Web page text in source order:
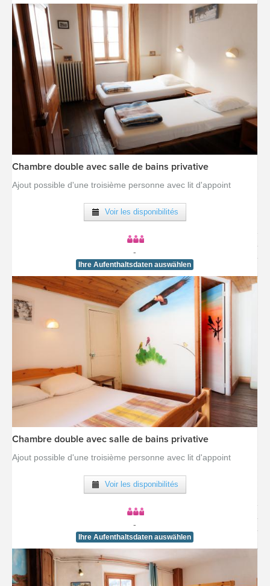
[voir la fiche détail]
Chambre double avec salle de bains privative
Ajout possible d'une troisième personne avec lit d'appoint
Voir les disponibilités
-
Ihre Aufenthaltsdaten auswählen
[voir la fiche détail]
Chambre double avec salle de bains privative
Ajout possible d'une troisième personne avec lit d'appoint
Voir les disponibilités
-
Ihre Aufenthaltsdaten auswählen